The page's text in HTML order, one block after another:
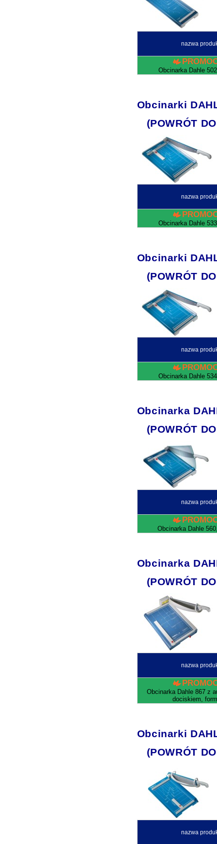
nazwa
Obcinarka Dahle
Obcinarki
(POWRÓT
nazwa
Obcinarka Dahle
Obcinarki
(POWRÓT
nazwa
Obcinarka Dahle
Obcinarka
(POWRÓT
nazwa
Obcinarka Dahle
Obcinarka
(POWRÓT
nazwa
Obcinarka Dahle 867 z
dociskiem,
Obcinarki
(POWRÓT
nazwa